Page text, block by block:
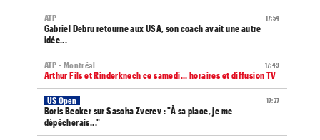
17:54
ATP
Gabriel Debru retourne aux USA, son coach avait une autre
idée...
17:49
ATP - Montréal
Arthur Fils et Rinderknech ce samedi... horaires et diffusion TV
17:27
US Open
Boris Becker sur Sascha Zverev : "À sa place, je me
dépêcherais..."